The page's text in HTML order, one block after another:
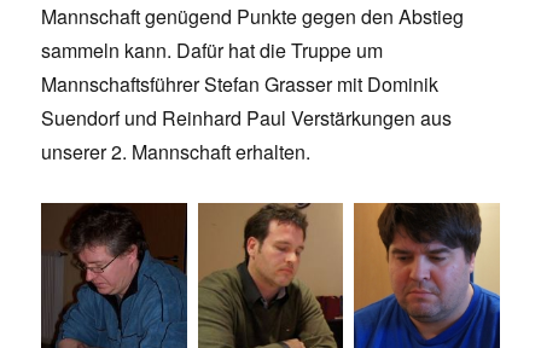
Mannschaft genügend Punkte gegen den Abstieg
sammeln kann. Dafür hat die Truppe um
Mannschaftsführer Stefan Grasser mit Dominik
Suendorf und Reinhard Paul Verstärkungen aus
unserer 2. Mannschaft erhalten.